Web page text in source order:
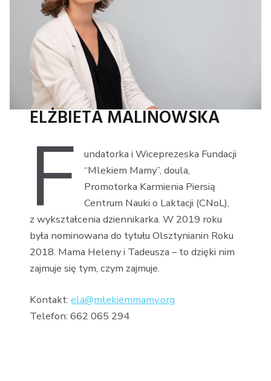
ELŻBIETA MALINOWSKA
F
undatorka i Wiceprezeska Fundacji
“Mlekiem Mamy”, doula,
Promotorka Karmienia Piersią
Centrum Nauki o Laktacji (CNoL),
z wykształcenia dziennikarka. W 2019 roku
była nominowana do tytułu Olsztynianin Roku
2018. Mama Heleny i Tadeusza – to dzięki nim
zajmuje się tym, czym zajmuje.
Kontakt:ela@mlekiemmamy.org
Telefon: 662 065 294